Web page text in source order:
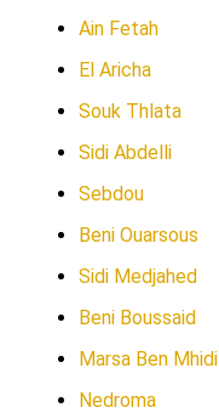
Ain Fetah
El Aricha
Souk Thlata
Sidi Abdelli
Sebdou
Beni Ouarsous
Sidi Medjahed
Beni Boussaid
Marsa Ben Mhidi
Nedroma